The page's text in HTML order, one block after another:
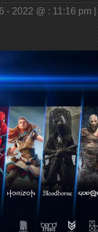
- 2022 @ : 11:16 pm |